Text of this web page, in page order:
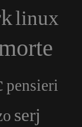
linux
pensieri
serj